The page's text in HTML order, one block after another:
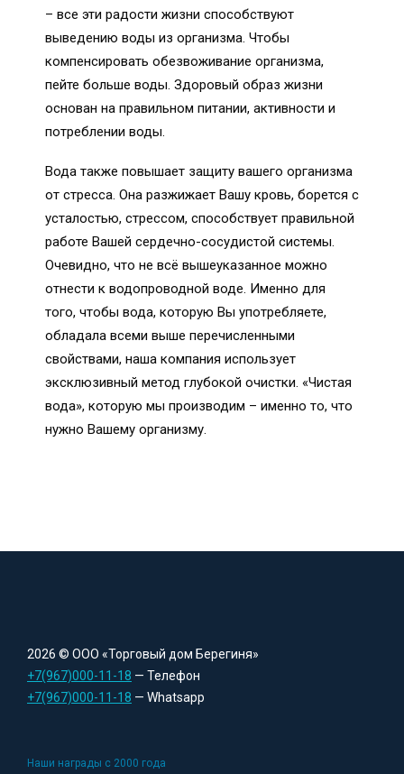
– все эти радости жизни способствуют
выведению воды из организма. Чтобы
компенсировать обезвоживание организма,
пейте больше воды. Здоровый образ жизни
основан на правильном питании, активности и
потреблении воды.
Вода также повышает защиту вашего организма
от стресса. Она разжижает Вашу кровь, борется с
усталостью, стрессом, способствует правильной
работе Вашей сердечно-сосудистой системы.
Очевидно, что не всё вышеуказанное можно
отнести к водопроводной воде. Именно для
того, чтобы вода, которую Вы употребляете,
обладала всеми выше перечисленными
свойствами, наша компания использует
эксклюзивный метод глубокой очистки. «Чистая
вода», которую мы производим – именно то, что
нужно Вашему организму.
2026 © ООО «Торговый дом Берегиня»
+7(967)000-11-18 — Телефон
+7(967)000-11-18 — Whatsapp
Наши награды с 2000 года